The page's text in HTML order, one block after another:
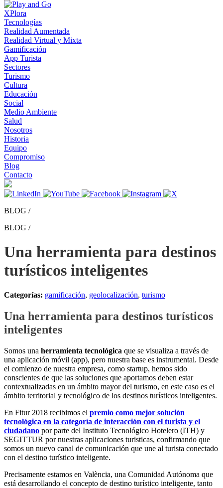
XPlora
Tecnologías
Realidad Aumentada
Realidad Virtual y Mixta
Gamificación
App Turista
Sectores
Turismo
Cultura
Educación
Social
Medio Ambiente
Salud
Nosotros
Historia
Equipo
Compromiso
Blog
Contacto
BLOG /
BLOG /
Una herramienta para destinos
turísticos inteligentes
Categorías: gamificación, geolocalización, turismo
Una herramienta para destinos turísticos
inteligentes
Somos una herramienta tecnológica que se visualiza a través de
una aplicación móvil (app), pero nuestra base es instrumental. Desde
el comienzo de nuestra empresa, como startup, hemos sido
conscientes de que las soluciones que aportamos deben estar
contextualizadas en un ámbito mayor del turismo, en este caso es el
ámbito territorial y tecnológico de los destinos turísticos inteligentes.
En Fitur 2018 recibimos el premio como mejor solución
tecnológica en la categoría de interacción con el turista y el
ciudadano por parte del Instituto Tecnológico Hotelero (ITH) y
SEGITTUR por nuestras aplicaciones turisticas, confirmando que
somos un nuevo canal de comunicación que une al turista conectado
con el destino turístico inteligente.
Precisamente estamos en València, una Comunidad Autónoma que
está desarrollando el concepto de destino turístico inteligente, tanto